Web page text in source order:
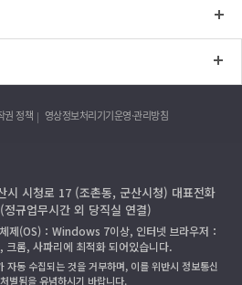
권 정책 영상정보처리기기운영·관리방침
시 시청로 17 (조촌동, 군산시청) 대표전화
규업무시간 외 당직실 연결)
제(OS)：Windows 7이상, 인터넷 브라우저：
크롬, 사파리에 최적화 되어있습니다.
자동 수집되는 것을 거부하며, 이를 위반시 정보통신
벌됨을 유념하시기 바랍니다.